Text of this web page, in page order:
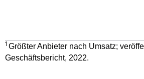
1 Größter Anbieter nach Umsatz;
Geschäftsbericht, 2022.